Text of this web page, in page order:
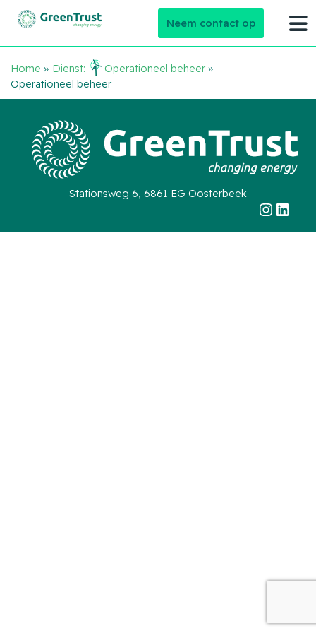
Neem contact op
Home » Dienst: Operationeel beheer »
Operationeel beheer
Stationsweg 6, 6861 EG Oosterbeek